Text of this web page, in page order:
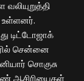
உள்ளனர்.
டிட்டோஜாக்
சென்னை
சொகுசு
ஆசிரியைகள்